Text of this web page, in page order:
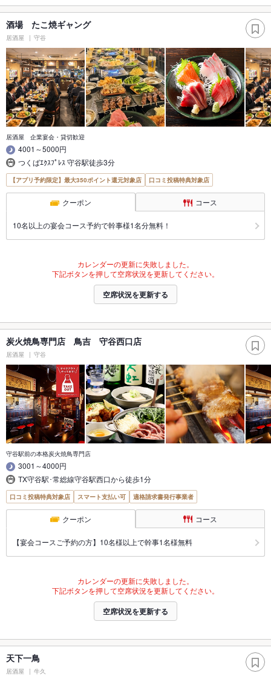
酒場 たこ焼ギャング
居酒屋 守谷
居酒屋 企業宴会・貸切歓迎
4001～5000円
つくばｴｸｽﾌﾟﾚｽ 守谷駅徒歩3分
【アプリ予約限定】最大350ポイント還元対象店 口コミ投稿特典対象店
クーポン コース
10名以上の宴会コース予約で幹事様1名分無料！
カレンダーの更新に失敗しました。
下記ボタンを押して空席状況を更新してください。
空席状況を更新する
炭火焼鳥専門店 鳥吉 守谷西口店
居酒屋 守谷
守谷駅前の本格炭火焼鳥専門店
3001～4000円
TX守谷駅･常総線守谷駅西口から徒歩1分
口コミ投稿特典対象店 スマート支払い可 適格請求書発行事業者
クーポン コース
【宴会コースご予約の方】10名様以上で幹事1名様無料
カレンダーの更新に失敗しました。
下記ボタンを押して空席状況を更新してください。
空席状況を更新する
天下一鳥
居酒屋 牛久